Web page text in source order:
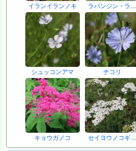
イランイランノキ ラバンジン・ラ…
シュッコンアマ チコリ
キョウガノコ セイヨウノコギ…